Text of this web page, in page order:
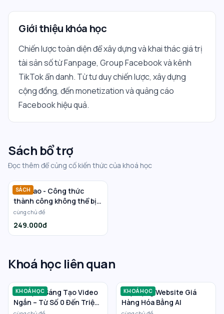
Giới thiệu khóa học
Chiến lược toàn diện để xây dựng và khai thác giá trị
tài sản số từ Fanpage, Group Facebook và kênh
TikTok ẩn danh. Từ tư duy chiến lược, xây dựng
cộng đồng, đến monetization và quảng cáo
Facebook hiệu quả.
Sách bổ trợ
Đọc thêm để củng cố kiến thức của khoá học
SÁCH
Haidilao - Công thức
thành công không thể bị
đánh cắp
cùng chủ đề
249.000đ
Khoá học liên quan
KHOÁ HỌC
Bí Quyết Sáng Tạo Video
Ngắn – Từ Số 0 Đến Triệu
KHOÁ HỌC
Xây Dựng Website Giá
Hàng Hóa Bằng AI